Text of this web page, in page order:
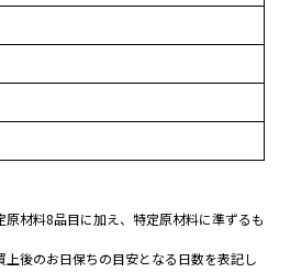
材料8品目に加え、特定原材料に準ずるも
後のお日保ちの目安となる日数を表記し